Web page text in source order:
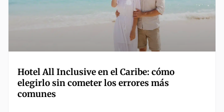
Hotel All Inclusive en el Caribe: cómo
elegirlo sin cometer los errores más
comunes